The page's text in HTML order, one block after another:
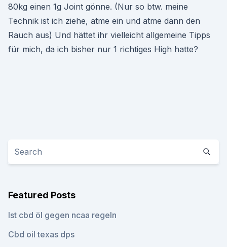
80kg einen 1g Joint gönne. (Nur so btw. meine
Technik ist ich ziehe, atme ein und atme dann den
Rauch aus) Und hättet ihr vielleicht allgemeine Tipps
für mich, da ich bisher nur 1 richtiges High hatte?
Featured Posts
Ist cbd öl gegen ncaa regeln
Cbd oil texas dps